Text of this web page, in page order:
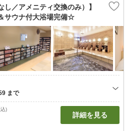
し／アメニティ交換のみ）】
サウナ付大浴場完備☆
)
詳細を見る